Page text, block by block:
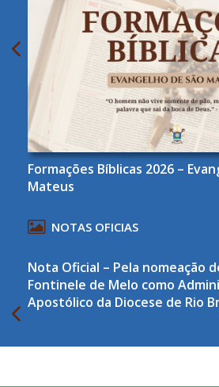
Formações Bíblicas 2026 –
Mateus
NOTAS OFICIAS
Nota Oficial – Pela nomeação
Fontinele de Melo como
Apostólico da Diocese de Rio